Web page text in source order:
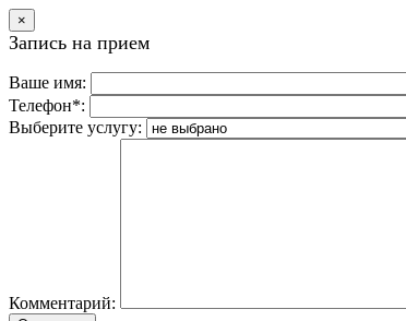
×
Запись на прием
Ваше имя:
Телефон*:
Выберите услугу:
Комментарий: